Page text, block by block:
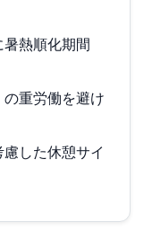
熱順化期間
の重労働を避け
した休憩サイ